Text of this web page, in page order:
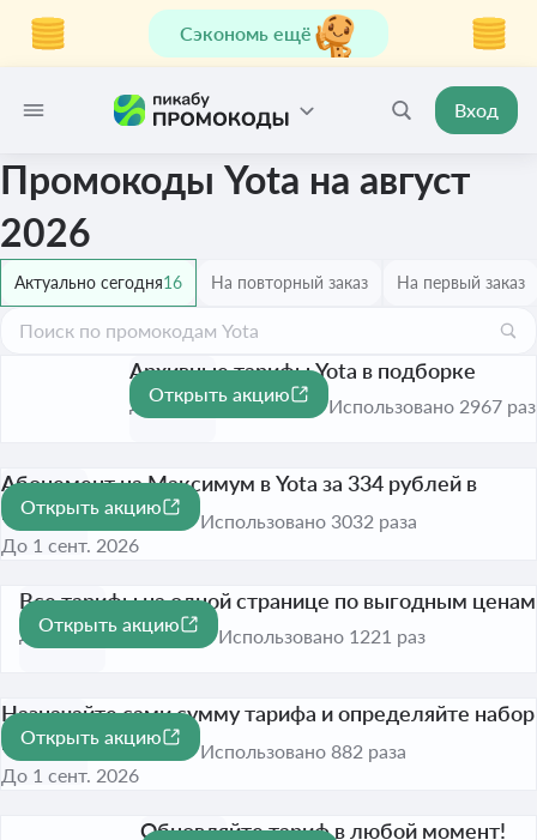
Сэкономь ещё
Вход
Промокоды Yota на август
2026
Актуально сегодня16 На повторный заказ На первый заказ
Архивные тарифы Yota в подборке
До 1 сент. 2026
Открыть акцию
Использовано 2967 раз
Абонемент на Максимум в Yota за 334 рублей в
месяц
До 1 сент. 2026
Открыть акцию
Использовано 3032 раза
Все тарифы на одной странице по выгодным ценам
До 31 дек. 2026
Открыть акцию
Использовано 1221 раз
Назначайте сами сумму тарифа и определяйте набор
минут и Гб
До 1 сент. 2026
Открыть акцию
Использовано 882 раза
Обновляйте тариф в любой момент!